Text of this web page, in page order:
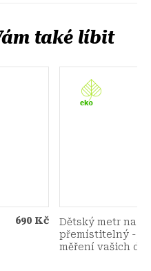
690 Kč
Dětský metr na
přemístitelný -
měření vašich